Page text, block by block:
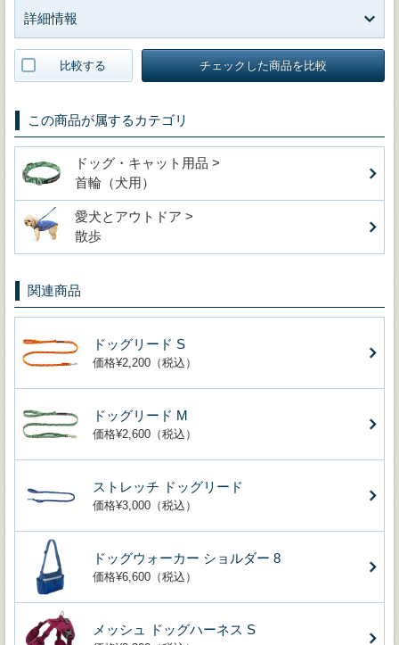
詳細情報
比較する チェックした商品を比較
この商品が属するカテゴリ
ドッグ・キャット用品 >
首輪（犬用）
愛犬とアウトドア >
散歩
関連商品
ドッグリード S
価格¥2,200（税込）
ドッグリード M
価格¥2,600（税込）
ストレッチ ドッグリード
価格¥3,000（税込）
ドッグウォーカー ショルダー 8
価格¥6,600（税込）
メッシュ ドッグハーネス S